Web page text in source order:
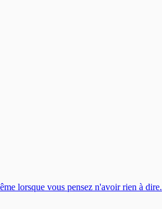
lorsque vous pensez n'avoir rien à dire.